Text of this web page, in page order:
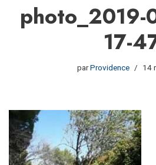
photo_2019-
17-
parProvidence 14